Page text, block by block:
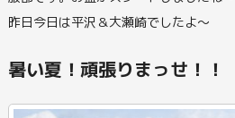
昨日今日は平沢＆大瀬崎でしたよ～
暑い夏！頑張りまっせ！！